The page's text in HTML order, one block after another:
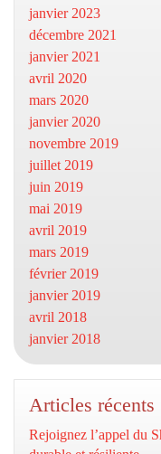
janvier 2023
décembre 2021
janvier 2021
avril 2020
mars 2020
janvier 2020
novembre 2019
juillet 2019
juin 2019
mai 2019
avril 2019
mars 2019
février 2019
janvier 2019
avril 2018
janvier 2018
Articles récents
Rejoignez l’appel du